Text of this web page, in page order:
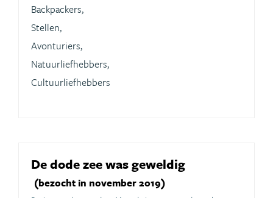
Backpackers,
Stellen,
Avonturiers,
Natuurliefhebbers,
Cultuurliefhebbers
De dode zee was geweldig
(bezocht in november 2019)